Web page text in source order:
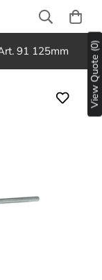
91 125mm View Quote (0)